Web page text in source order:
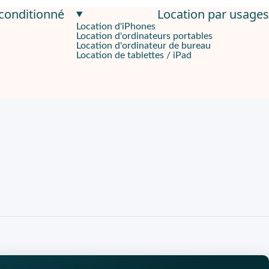
sans nécessairement avoir besoin du dernier modèle
qui calibre automatiquement les couleurs de l'écran en
empreinte environnementale. Ce modèle date de
Location par usages
Location d'iPhones
Location d'ordinateurs portables
Location d'ordinateur de bureau
Location de tablettes / iPad